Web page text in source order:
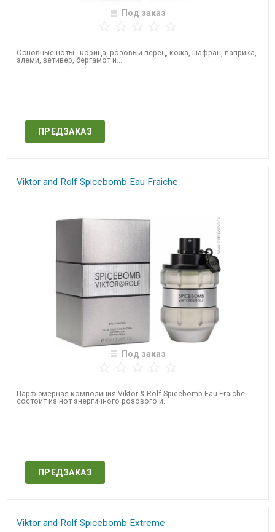
Под заказ
Основные ноты - корица, розовый перец, кожа, шафран, паприка,
элеми, ветивер, бергамот и...
ПРЕДЗАКАЗ
Viktor and Rolf​ Spicebomb Eau Fraiche
Под заказ
Парфюмерная композиция Viktor & Rolf Spicebomb Eau Fraiche
состоит из нот энергичного розового и...
ПРЕДЗАКАЗ
Viktor and Rolf​ Spicebomb Extreme